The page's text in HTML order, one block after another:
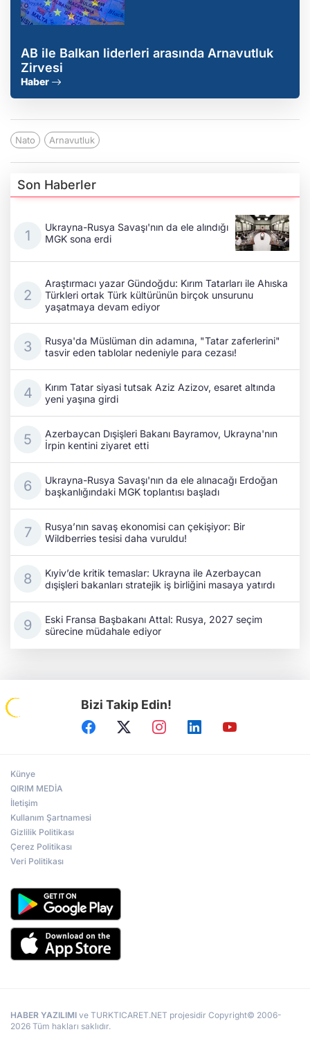
AB ile Balkan liderleri arasında Arnavutluk
Zirvesi
Haber
Nato Arnavutluk
Son Haberler
Ukrayna-Rusya Savaşı'nın da ele alındığı
MGK sona erdi
Araştırmacı yazar Gündoğdu: Kırım Tatarları ile Ahıska
Türkleri ortak Türk kültürünün birçok unsurunu
yaşatmaya devam ediyor
Rusya'da Müslüman din adamına, "Tatar zaferlerini"
tasvir eden tablolar nedeniyle para cezası!
Kırım Tatar siyasi tutsak Aziz Azizov, esaret altında
yeni yaşına girdi
Azerbaycan Dışişleri Bakanı Bayramov, Ukrayna'nın
İrpin kentini ziyaret etti
Ukrayna-Rusya Savaşı'nın da ele alınacağı Erdoğan
başkanlığındaki MGK toplantısı başladı
Rusya’nın savaş ekonomisi can çekişiyor: Bir
Wildberries tesisi daha vuruldu!
Kıyiv’de kritik temaslar: Ukrayna ile Azerbaycan
dışişleri bakanları stratejik iş birliğini masaya yatırdı
Eski Fransa Başbakanı Attal: Rusya, 2027 seçim
sürecine müdahale ediyor
Bizi Takip Edin!
Künye
QIRIM MEDİA
İletişim
Kullanım Şartnamesi
Gizlilik Politikası
Çerez Politikası
Veri Politikası
HABER YAZILIMI ve TURKTICARET.NET projesidir Copyright© 2006-
2026 Tüm hakları saklıdır.